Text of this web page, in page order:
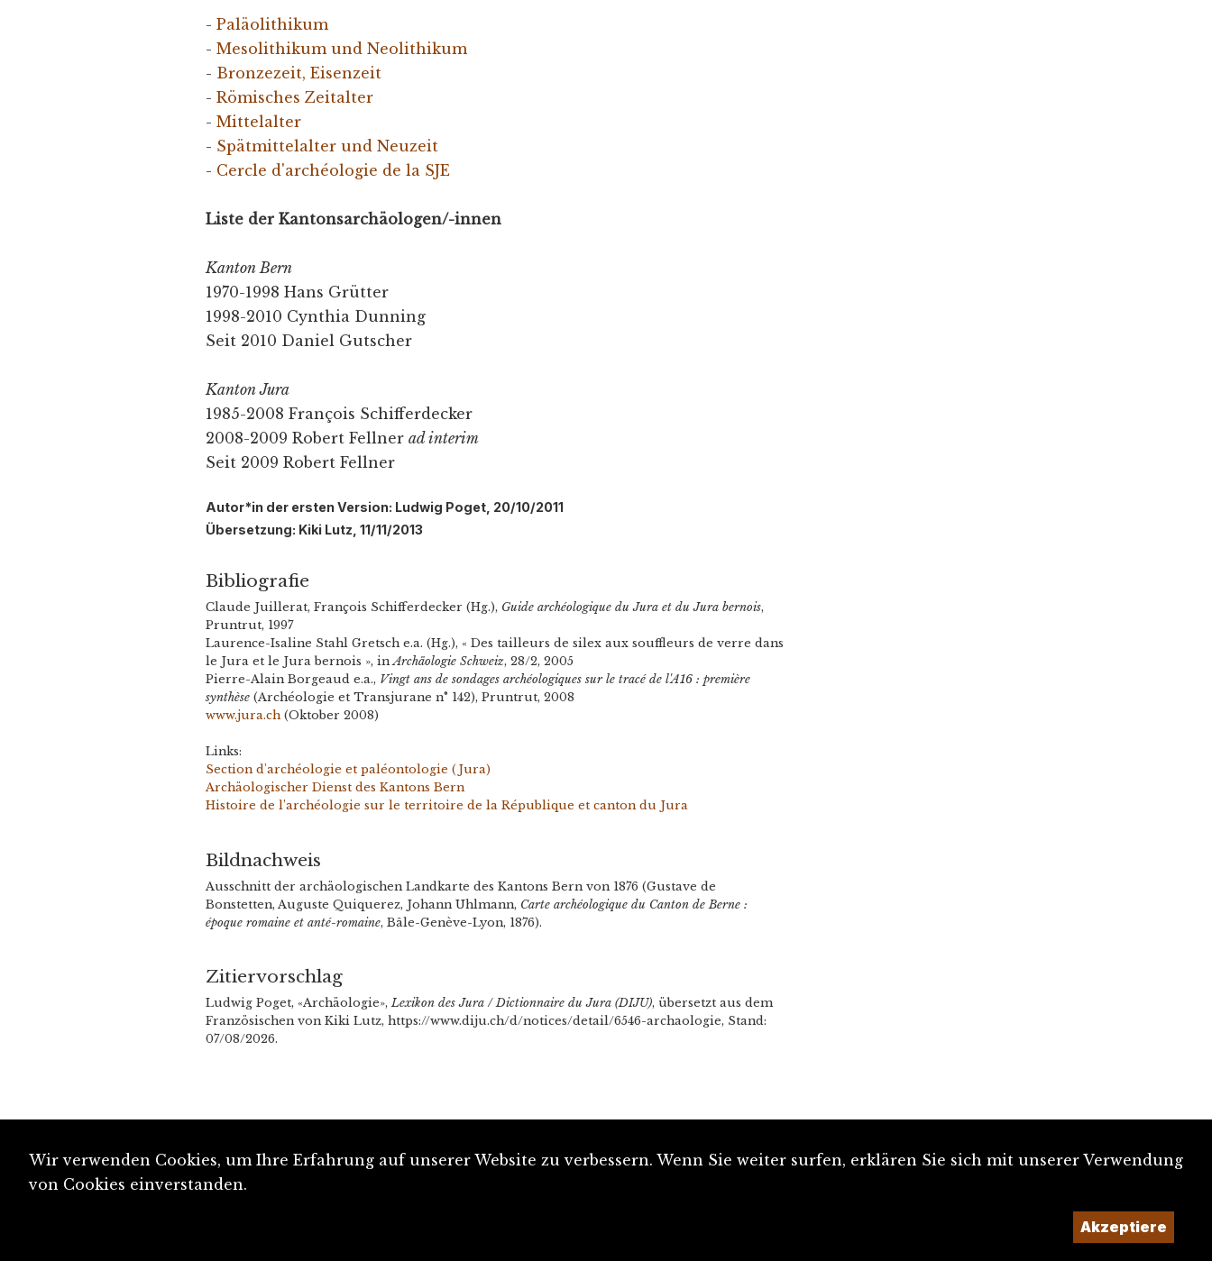
-Paläolithikum
-Mesolithikum und Neolithikum
- Bronzezeit, Eisenzeit
-Römisches Zeitalter
-Mittelalter
- Spätmittelalter und Neuzeit
- Cercle d'archéologie de la SJE
Liste der Kantonsarchäologen/-innen
Kanton Bern
1970-1998 Hans Grütter
1998-2010 Cynthia Dunning
Seit 2010 Daniel Gutscher
Kanton Jura
1985-2008 François Schifferdecker
2008-2009 Robert Fellnerad interim
Seit 2009 Robert Fellner
Autor*in der ersten Version: Ludwig Poget, 20/10/2011
Übersetzung: Kiki Lutz, 11/11/2013
Bibliografie
Claude Juillerat, François Schifferdecker (Hg.), Guide archéologique du Jura et du Jura bernois,
Pruntrut, 1997
Laurence-Isaline Stahl Gretsch e.a. (Hg.), « Des tailleurs de silex aux souffleurs de verre dans
le Jura et le Jura bernois », inArchäologie Schweiz, 28/2, 2005
Pierre-Alain Borgeaud e.a., Vingt ans de sondages archéologiques sur le tracé de l'A16 : première
synthèse(Archéologie et Transjurane n° 142), Pruntrut, 2008
www.jura.ch(Oktober 2008)
Links:
Section d'archéologie et paléontologie (Jura)
Archäologischer Dienst des Kantons Bern
Histoire de l’archéologie sur le territoire de la République et canton du Jura
Bildnachweis
Ausschnitt der archäologischen Landkarte des Kantons Bern von 1876 (Gustave de
Bonstetten, Auguste Quiquerez, Johann Uhlmann, Carte archéologique du Canton de Berne :
époque romaine et anté-romaine, Bâle-Genève-Lyon, 1876).
Zitiervorschlag
Ludwig Poget, «Archäologie»,Lexikon des Jura / Dictionnaire du Jura (DIJU), übersetzt aus dem
Französischen von Kiki Lutz, https://www.diju.ch/d/notices/detail/6546-archaologie, Stand:
07/08/2026.
Wir verwenden Cookies, um Ihre Erfahrung auf unserer Website zu verbessern. Wenn Sie weiter surfen, erklären Sie sich mit unserer Verwendung
von Cookies einverstanden.
Akzeptiere